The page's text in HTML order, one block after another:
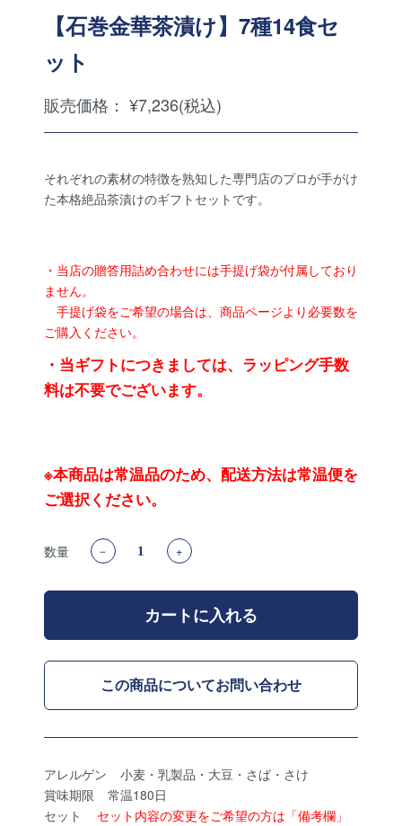
【石巻金華茶漬け】7種14食セ
ット
販売価格： ¥7,236(税込)
それぞれの素材の特徴を熟知した専門店のプロが手がけ
た本格絶品茶漬けのギフトセットです。
・当店の贈答用詰め合わせには手提げ袋が付属しており
ません。
手提げ袋をご希望の場合は、商品ページより必要数を
ご購入ください。
・当ギフトにつきましては、ラッピング手数
料は不要でございます。
※本商品は常温品のため、配送方法は常温便を
ご選択ください。
数量 － +
カートに入れる
この商品についてお問い合わせ
アレルゲン
小麦・乳製品・大豆・さば・さけ
賞味期限
常温180日
セット
セット内容の変更をご希望の方は「備考欄」